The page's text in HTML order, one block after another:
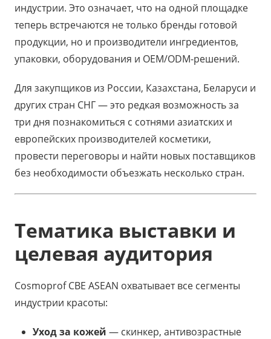
индустрии. Это означает, что на одной площадке
теперь встречаются не только бренды готовой
продукции, но и производители ингредиентов,
упаковки, оборудования и OEM/ODM-решений.
Для закупщиков из России, Казахстана, Беларуси и
других стран СНГ — это редкая возможность за
три дня познакомиться с сотнями азиатских и
европейских производителей косметики,
провести переговоры и найти новых поставщиков
без необходимости объезжать несколько стран.
Тематика выставки и
целевая аудитория
Cosmoprof CBE ASEAN охватывает все сегменты
индустрии красоты:
Уход за кожей — скинкер, антивозрастные